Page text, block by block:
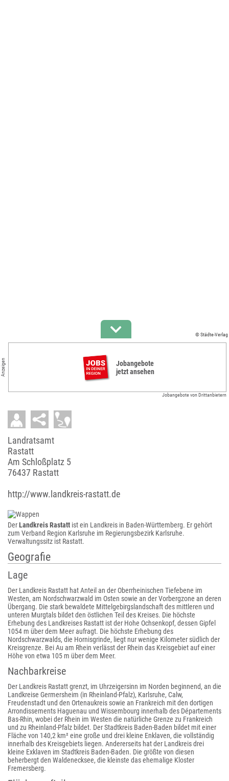
© Städte-Verlag
Anzeigen
Jobangebote
jetzt ansehen
Jobangebote von Drittanbietern
Landratsamt
Rastatt
Am Schloßplatz 5
76437 Rastatt
http://www.landkreis-rastatt.de
DerLandkreis Rastatt ist ein Landkreis in Baden-Württemberg. Er gehört
zum Verband Region Karlsruhe im Regierungsbezirk Karlsruhe.
Verwaltungssitz ist Rastatt.
Geografie
Lage
Der Landkreis Rastatt hat Anteil an der Oberrheinischen Tiefebene im
Westen, am Nordschwarzwald im Osten sowie an der Vorbergzone an deren
Übergang. Die stark bewaldete Mittelgebirgslandschaft des mittleren und
unteren Murgtals bildet den östlichen Teil des Kreises. Die höchste
Erhebung des Landkreises Rastatt ist der Hohe Ochsenkopf, dessen Gipfel
1054 m über dem Meer aufragt. Die höchste Erhebung des
Nordschwarzwalds, die Hornisgrinde, liegt nur wenige Kilometer südlich der
Kreisgrenze. Bei Au am Rhein verlässt der Rhein das Kreisgebiet auf einer
Höhe von etwa 105 m über dem Meer.
Nachbarkreise
Der Landkreis Rastatt grenzt, im Uhrzeigersinn im Norden beginnend, an die
Landkreise Germersheim (in Rheinland-Pfalz), Karlsruhe, Calw,
Freudenstadt und den Ortenaukreis sowie an Frankreich mit den dortigen
Arrondissements Haguenau und Wissembourg innerhalb des Départements
Bas-Rhin, wobei der Rhein im Westen die natürliche Grenze zu Frankreich
und zu Rheinland-Pfalz bildet. Der Stadtkreis Baden-Baden bildet mit einer
Fläche von 140,2 km² eine große und drei kleine Enklaven, die vollständig
innerhalb des Kreisgebiets liegen. Andererseits hat der Landkreis drei
kleine Exklaven im Stadtkreis Baden-Baden. Die größte von diesen
beherbergt den Waldenecksee, die kleinste das ehemalige Kloster
Fremersberg.